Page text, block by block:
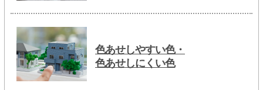
色あせしやすい色・
色あせしにくい色